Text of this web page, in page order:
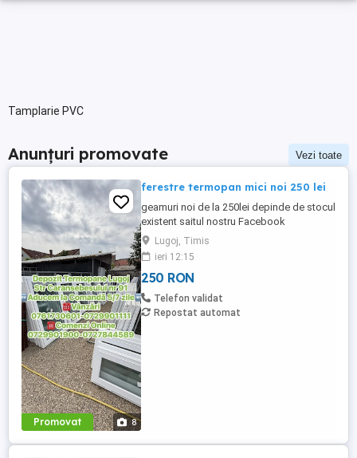
Tamplarie PVC
Anunțuri promovate Vezi toate
Promovat 8
ferestre termopan mici noi 250 lei
geamuri noi de la 250lei depinde de stocul
existent saitul nostru Facebook
Termopane Second Hand Lugoj adresa
Lugoj str Caransebesului nr 91 tele vanzari
tele comenzi online
Lugoj, Timis
ieri 12:15
250 RON
Telefon validat
Repostat automat